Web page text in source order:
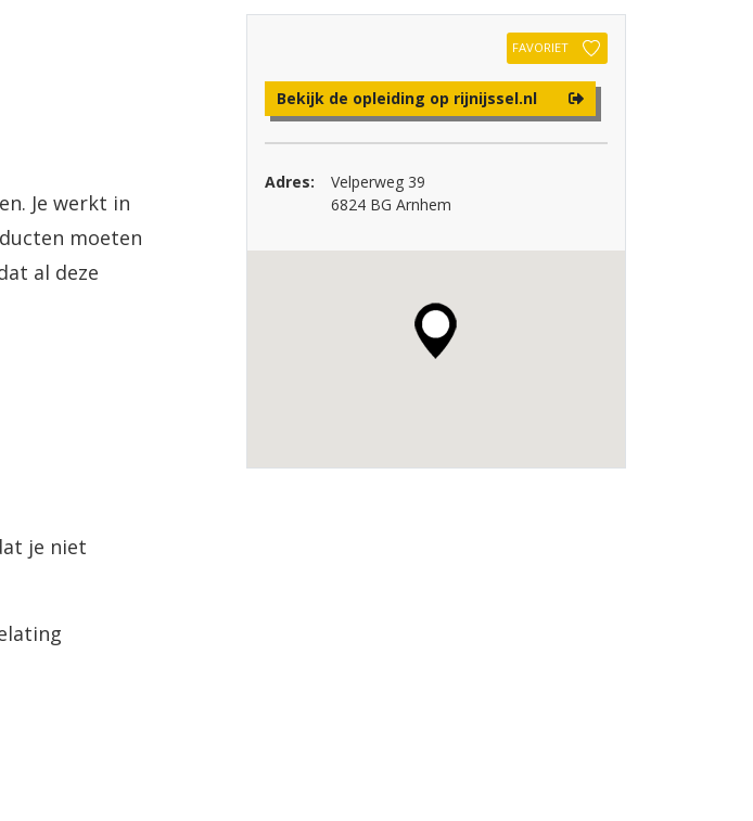
Je werkt in
moeten
al deze
je niet
FAVORIET
Bekijk de opleiding op rijnijssel.nl
Adres:
Velperweg 39
6824 BG Arnhem